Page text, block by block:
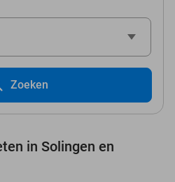
Zoeken
in Solingen en